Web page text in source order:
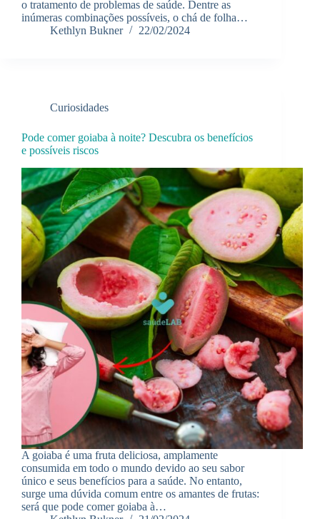
o tratamento de problemas de saúde. Dentre as
inúmeras combinações possíveis, o chá de folha…
Kethlyn Bukner
22/02/2024
Curiosidades
Pode comer goiaba à noite? Descubra os benefícios
e possíveis riscos
A goiaba é uma fruta deliciosa, amplamente
consumida em todo o mundo devido ao seu sabor
único e seus benefícios para a saúde. No entanto,
surge uma dúvida comum entre os amantes de frutas:
será que pode comer goiaba à…